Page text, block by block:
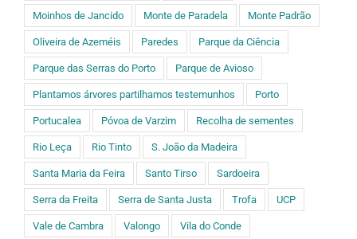
Moinhos de Jancido Monte de Paradela Monte Padrão
Oliveira de Azeméis Paredes Parque da Ciência
Parque das Serras do Porto Parque de Avioso
Plantamos árvores partilhamos testemunhos Porto
Portucalea Póvoa de Varzim Recolha de sementes
Rio Leça Rio Tinto S. João da Madeira
Santa Maria da Feira Santo Tirso Sardoeira
Serra da Freita Serra de Santa Justa Trofa UCP
Vale de Cambra Valongo Vila do Conde